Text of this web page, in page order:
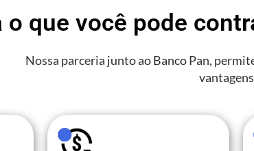
o que você pode
Nossa parceria junto ao Banco Pan,